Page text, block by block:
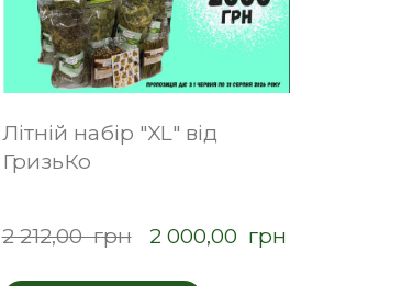
Літній набір "XL" від
ГризьКо
2 212,00  грн 2 000,00  грн